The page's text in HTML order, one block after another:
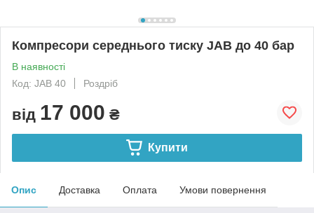
Компресори середнього тиску JAB до 40 бар
В наявності
Код: JAB 40
Роздріб
від 17 000 ₴
Купити
Опис Доставка Оплата Умови повернення